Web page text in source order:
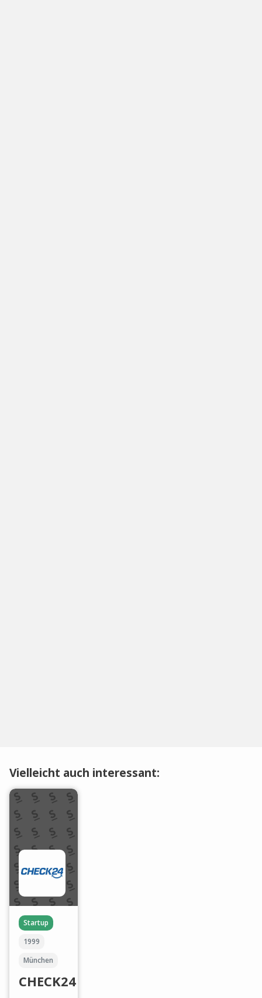
Vielleicht auch interessant:
Startup
1999
München
CHECK24